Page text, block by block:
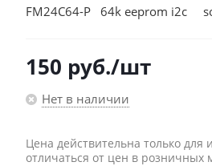
FM24C64-P 64k eeprom i2c
150 руб./шт
Нет в наличии
Цена действительна только
отличаться от цен в розничных